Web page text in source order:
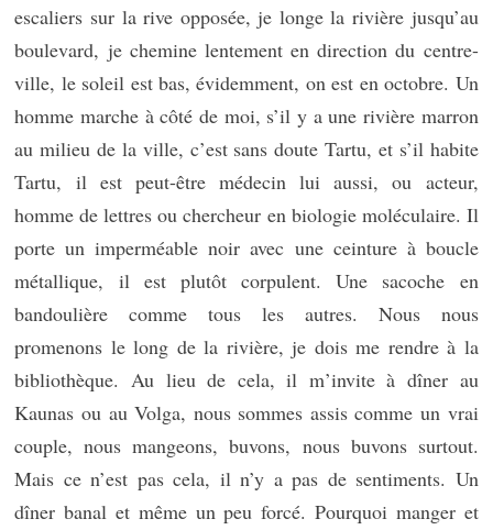
escaliers sur la rive opposée, je longe la rivière jusqu’au
boulevard, je chemine lentement en direction du centre-
ville, le soleil est bas, évidemment, on est en octobre. Un
homme marche à côté de moi, s’il y a une rivière marron
au milieu de la ville, c’est sans doute Tartu, et s’il habite
Tartu, il est peut-être médecin lui aussi, ou acteur,
homme de lettres ou chercheur en biologie moléculaire. Il
porte un imperméable noir avec une ceinture à boucle
métallique, il est plutôt corpulent. Une sacoche en
bandoulière comme tous les autres. Nous nous
promenons le long de la rivière, je dois me rendre à la
bibliothèque. Au lieu de cela, il m’invite à dîner au
Kaunas ou au Volga, nous sommes assis comme un vrai
couple, nous mangeons, buvons, nous buvons surtout.
Mais ce n’est pas cela, il n’y a pas de sentiments. Un
dîner banal et même un peu forcé. Pourquoi manger et